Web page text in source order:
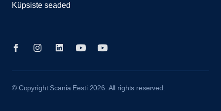
Küpsiste seaded
© Copyright Scania Eesti 2026. All rights reserved.